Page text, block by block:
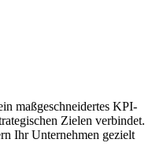
maßgeschneidertes KPI-
Zielen verbindet.
Ihr Unternehmen gezielt